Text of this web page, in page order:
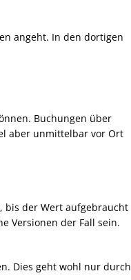
angeht. In den dortigen
Buchungen über
aber unmittelbar vor Ort
bis der Wert aufgebraucht
Versionen der Fall sein.
Dies geht wohl nur durch